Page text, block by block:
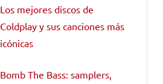
Los mejores discos de
Coldplay y sus canciones más
icónicas
Bomb The Bass: samplers,